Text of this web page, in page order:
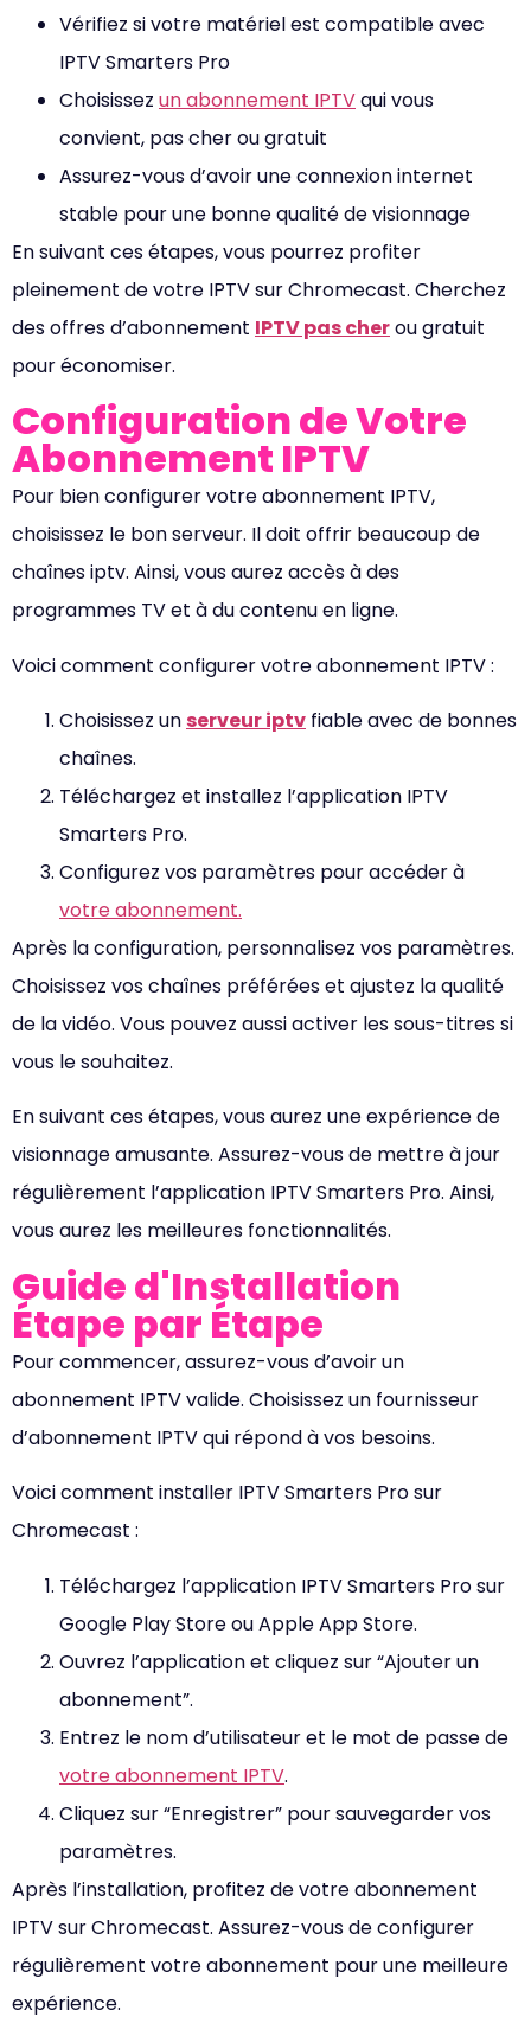
Vérifiez si votre matériel est compatible avec
IPTV Smarters Pro
Choisissez un abonnement IPTVqui vous
convient, pas cher ou gratuit
Assurez-vous d’avoir une connexion internet
stable pour une bonne qualité de visionnage
En suivant ces étapes, vous pourrez profiter
pleinement de votre IPTV sur Chromecast. Cherchez
des offres d’abonnement IPTV pas cherou gratuit
pour économiser.
Configuration de Votre
Abonnement IPTV
Pour bien configurer votre abonnement IPTV,
choisissez le bon serveur. Il doit offrir beaucoup de
chaînes iptv. Ainsi, vous aurez accès à des
programmes TV et à du contenu en ligne.
Voici comment configurer votre abonnement IPTV :
Choisissez unserveur iptv fiable avec de bonnes
chaînes.
Téléchargez et installez l’application IPTV
Smarters Pro.
Configurez vos paramètres pour accéder à
votre abonnement.
Après la configuration, personnalisez vos paramètres.
Choisissez vos chaînes préférées et ajustez la qualité
de la vidéo. Vous pouvez aussi activer les sous-titres si
vous le souhaitez.
En suivant ces étapes, vous aurez une expérience de
visionnage amusante. Assurez-vous de mettre à jour
régulièrement l’application IPTV Smarters Pro. Ainsi,
vous aurez les meilleures fonctionnalités.
Guide d'Installation
Étape par Étape
Pour commencer, assurez-vous d’avoir un
abonnement IPTV valide. Choisissez un fournisseur
d’abonnement IPTV qui répond à vos besoins.
Voici comment installer IPTV Smarters Pro sur
Chromecast :
Téléchargez l’application IPTV Smarters Pro sur
Google Play Store ou Apple App Store.
Ouvrez l’application et cliquez sur “Ajouter un
abonnement”.
Entrez le nom d’utilisateur et le mot de passe de
votre abonnement IPTV.
Cliquez sur “Enregistrer” pour sauvegarder vos
paramètres.
Après l’installation, profitez de votre abonnement
IPTV sur Chromecast. Assurez-vous de configurer
régulièrement votre abonnement pour une meilleure
expérience.